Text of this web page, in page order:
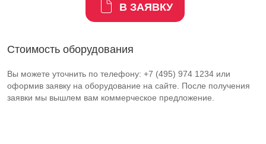
В ЗАЯВКУ
Стоимость оборудования
Вы можете уточнить по телефону: +7 (495) 974 1234 или
оформив заявку на оборудование на сайте. После получения
заявки мы вышлем вам коммерческое предложение.